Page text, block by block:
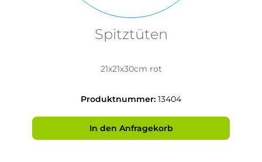
Spitztüten
21x21x30cm rot
Produktnummer: 13404
In den Anfragekorb